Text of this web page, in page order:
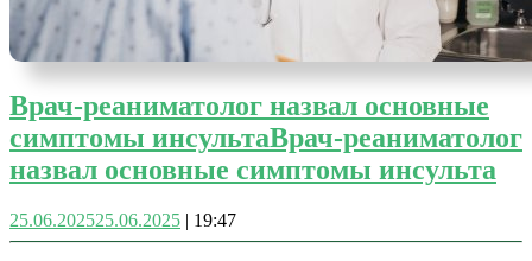
Врач-реаниматолог назвал основные
симптомы инсультаВрач-реаниматолог
назвал основные симптомы инсульта
25.06.202525.06.2025 | 19:47